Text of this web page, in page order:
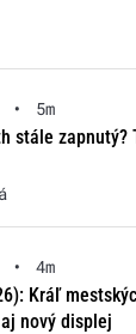
•
5m
stále zapnutý?
•
4m
Kráľ
nový displej